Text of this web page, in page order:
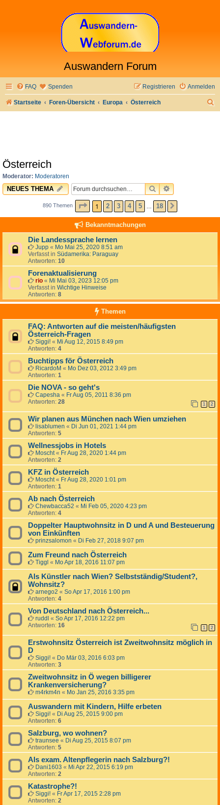
Auswandern Forum
FAQ Spenden Anmelden
Registrieren
Startseite Foren-Übersicht Europa Österreich
Österreich
Moderator: Moderatoren
NEUES THEMA SUCHEERWEITERTE
890 Themen SEITE1 VON18
1 2 3 4 5 18
Bekanntmachungen
Die Landessprache lernen
Jupp « Mo Mai 25, 2020 8:51 am
Verfasst in Südamerika: Paraguay
Antworten: 10
Forenaktualisierung
rio « Mi Mai 03, 2023 12:05 pm
Verfasst in Wichtige Hinweise
Antworten: 8
Themen
FAQ: Antworten auf die meisten/häufigsten
Österreich-Fragen
Siggi! « Mi Aug 12, 2015 8:49 pm
Antworten: 4
Buchtipps för Österreich
RicardoM « Mo Dez 03, 2012 3:49 pm
Antworten: 1
Die NOVA - so geht's
Capesha « Fr Aug 05, 2011 8:36 pm
Antworten: 28 1 2
Wir planen aus München nach Wien umziehen
lisablumen « Di Jun 01, 2021 1:44 pm
Antworten: 5
Wellnessjobs in Hotels
Moscht« Fr Aug 28, 2020 1:44 pm
Antworten: 2
KFZ in Österreich
Moscht« Fr Aug 28, 2020 1:01 pm
Antworten: 1
Ab nach Österreich
Chewbacca52 « Mi Feb 05, 2020 4:23 pm
Antworten: 4
Doppelter Hauptwohnsitz in D und A und Besteuerung
von Einkünften
prinzsalomon « Di Feb 27, 2018 9:07 pm
Zum Freund nach Österreich
Tiggl « Mo Apr 18, 2016 11:07 pm
Als Künstler nach Wien? Selbstständig/Student?,
Wohnsitz?
arnego2 « So Apr 17, 2016 1:00 pm
Antworten: 4
Von Deutschland nach Österreich...
ruddl « So Apr 17, 2016 12:22 pm
Antworten: 16 1 2
Erstwohnsitz Österreich ist Zweitwohnsitz möglich in
D
Siggi! « Do Mär 03, 2016 6:03 pm
Antworten: 3
Zweitwohnsitz in Ö wegen billigerer
Krankenversicherung?
m4rkm4n « Mo Jan 25, 2016 3:35 pm
Auswandern mit Kindern, Hilfe erbeten
Siggi! « Di Aug 25, 2015 9:00 pm
Antworten: 6
Salzburg, wo wohnen?
traunsee « Di Aug 25, 2015 8:07 pm
Antworten: 5
Als exam. Altenpflegerin nach Salzburg?!
Dani1603 « Mi Apr 22, 2015 6:19 pm
Antworten: 2
Katastrophe?!
Siggi! « Fr Apr 17, 2015 2:28 pm
Antworten: 2